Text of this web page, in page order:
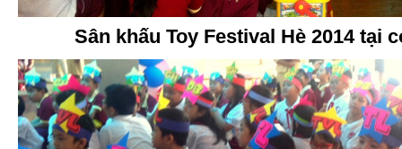
Sân khấu Toy Festival Hè 2014 tại